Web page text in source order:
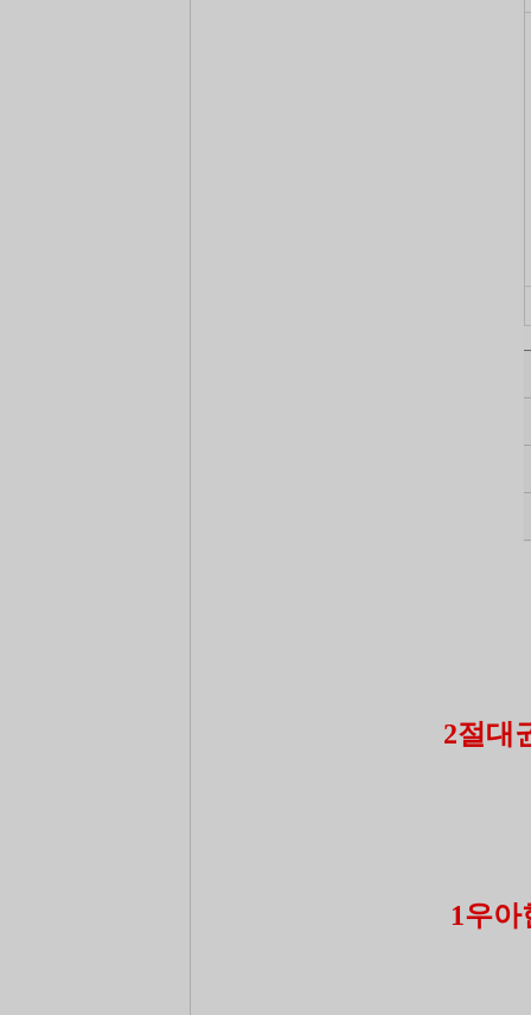
2절대
1우아